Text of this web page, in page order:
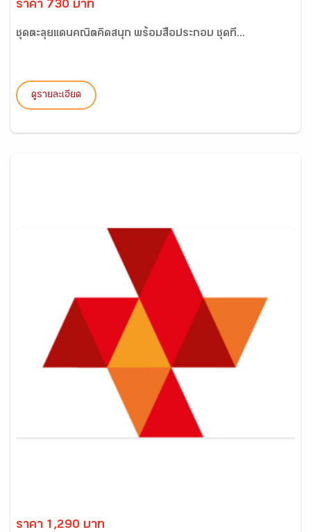
ราคา 730 บาท
ชุดตะลุยแดนคณิตคิดสนุก พร้อมสื่อประกอบ ชุดที่...
ดูรายละเอียด
ราคา 1,290 บาท